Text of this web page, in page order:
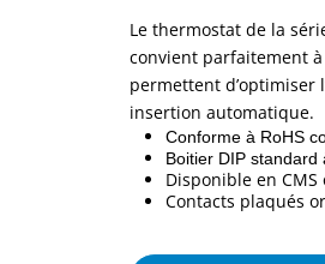
Le thermostat de la
convient parfaitement
permettent d’optimiser
insertion automatique.
Conforme à RoHS
Boitier DIP standard
Disponible en
Contacts plaqués or